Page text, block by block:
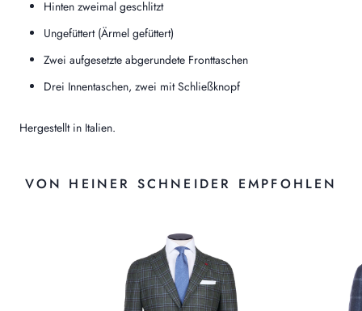
Hinten zweimal geschlitzt
Ungefüttert (Ärmel gefüttert)
Zwei aufgesetzte abgerundete Fronttaschen
Drei Innentaschen, zwei mit Schließknopf
Hergestellt in Italien.
VON HEINER SCHNEIDER EMPFOHLEN